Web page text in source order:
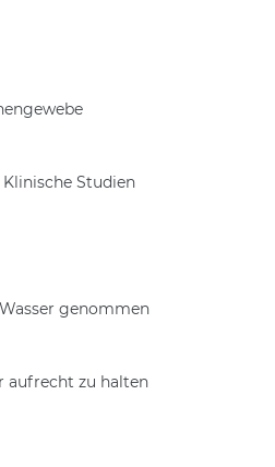
Studien
genommen
aufrecht zu halten